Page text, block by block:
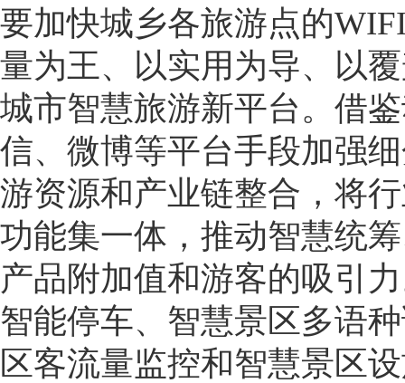
要加快城乡各旅游点的
量为王、以实用为导、以
城市智慧旅游新平台。借
信、微博等平台手段加强
游资源和产业链整合，将
功能集一体，推动智慧统
产品附加值和游客的吸引
智能停车、智慧景区多语
区客流量监控和智慧景区